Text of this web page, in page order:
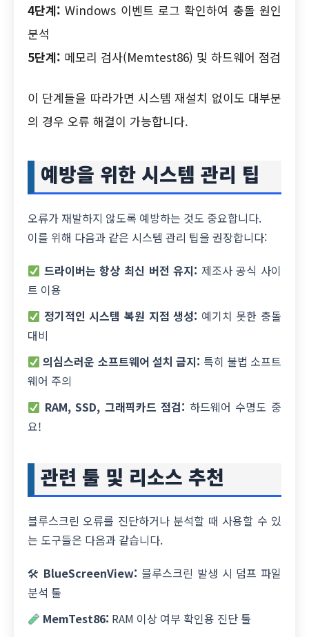
4단계: Windows 이벤트 로그 확인하여 충돌 원인
분석
5단계: 메모리 검사(Memtest86) 및 하드웨어 점검
이 단계들을 따라가면 시스템 재설치 없이도 대부분
의 경우 오류 해결이 가능합니다.
예방을 위한 시스템 관리 팁
오류가 재발하지 않도록 예방하는 것도 중요합니다.
이를 위해 다음과 같은 시스템 관리 팁을 권장합니다:
드라이버는 항상 최신 버전 유지: 제조사 공식 사이
트 이용
정기적인 시스템 복원 지점 생성: 예기치 못한 충돌
대비
의심스러운 소프트웨어 설치 금지: 특히 불법 소프트
웨어 주의
RAM, SSD, 그래픽카드 점검: 하드웨어 수명도 중
요!
관련 툴 및 리소스 추천
블루스크린 오류를 진단하거나 분석할 때 사용할 수 있
는 도구들은 다음과 같습니다.
🛠 BlueScreenView: 블루스크린 발생 시 덤프 파일
분석 툴
MemTest86: RAM 이상 여부 확인용 진단 툴